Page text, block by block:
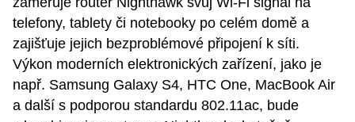
telefony, tablety či notebooky po celém domě a
zajišťuje jejich bezproblémové připojení k síti.
Výkon moderních elektronických zařízení, jako je
např. Samsung Galaxy S4, HTC One, MacBook Air
a další s podporou standardu 802.11ac, bude